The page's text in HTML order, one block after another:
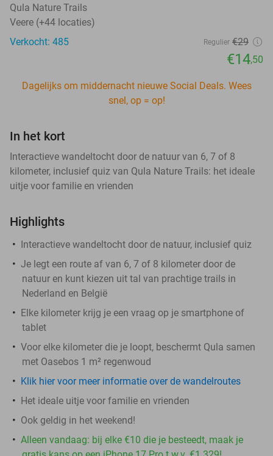
Qula Nature Trails
Veere (+44 locaties)
Verkocht: 485
Regulier €29
€14,50
Dagelijks om middernacht nieuwe Social Deals. Wees
snel, op = op!
In het kort
Interactieve wandeltocht door de natuur van 6, 7 of 8
kilometer, inclusief quiz van Qula Nature Trails: het ideale
uitje voor familie en vrienden
Highlights
Interactieve wandeltocht door de natuur, inclusief quiz
Je legt een route af van 6, 7 of 8 kilometer door de
natuur en kunt kiezen uit tal van prachtige trails in
Nederland en België
Elke kilometer krijg je een vraag op je smartphone of
tablet
Voor elke kilometer die je loopt, beschermt Qula samen
met Oasebos 1 m² regenwoud
Klik hier voor meer informatie over de wandelroutes
Het ideale uitje voor familie en vrienden
Ook geldig in het weekend!
Alleen vandaag: bij elke €10 die je besteedt, maak je